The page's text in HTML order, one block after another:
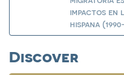
impactos en
hispana
Discover